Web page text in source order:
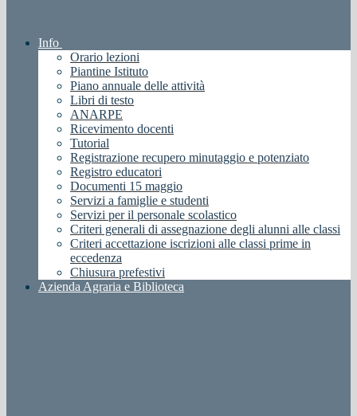
Info
Orario lezioni
Piantine Istituto
Piano annuale delle attività
Libri di testo
ANARPE
Ricevimento docenti
Tutorial
Registrazione recupero minutaggio e potenziato
Registro educatori
Documenti 15 maggio
Servizi a famiglie e studenti
Servizi per il personale scolastico
Criteri generali di assegnazione degli alunni alle classi
Criteri accettazione iscrizioni alle classi prime in
eccedenza
Chiusura prefestivi
Azienda Agraria e Biblioteca